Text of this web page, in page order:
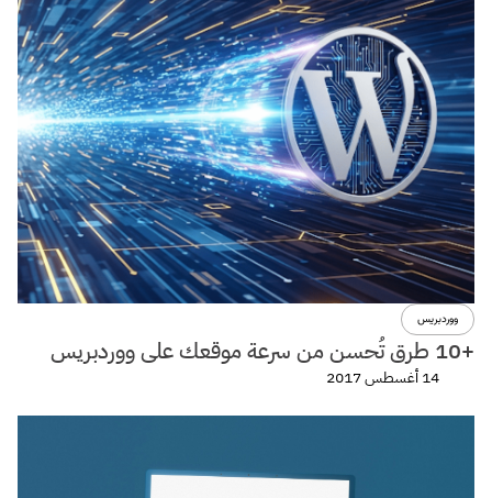
ووردبريس
+10 طرق تُحسن من سرعة موقعك على ووردبريس
14 أغسطس 2017